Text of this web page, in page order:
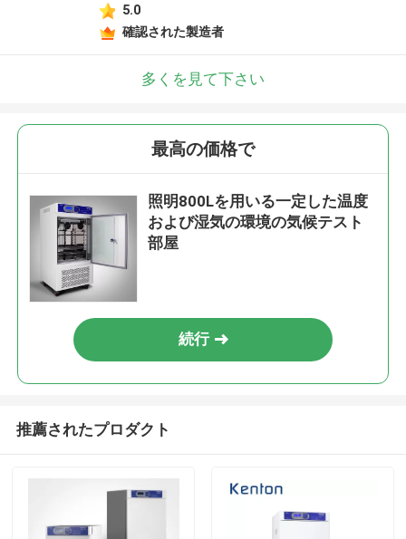
5.0
確認された製造者
多くを見て下さい
最高の価格で
照明800Lを用いる一定した温度
および湿気の環境の気候テスト
部屋
続行
推薦されたプロダクト